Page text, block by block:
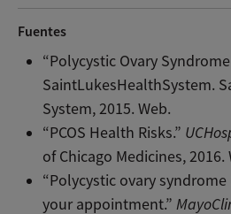
Fuentes
“Polycystic Ovary Syndrome
SaintLukesHealthSystem.
System, 2015. Web.
“PCOS Health Risks.”
of Chicago Medicines, 2016.
“Polycystic ovary syndrome
your appointment.”